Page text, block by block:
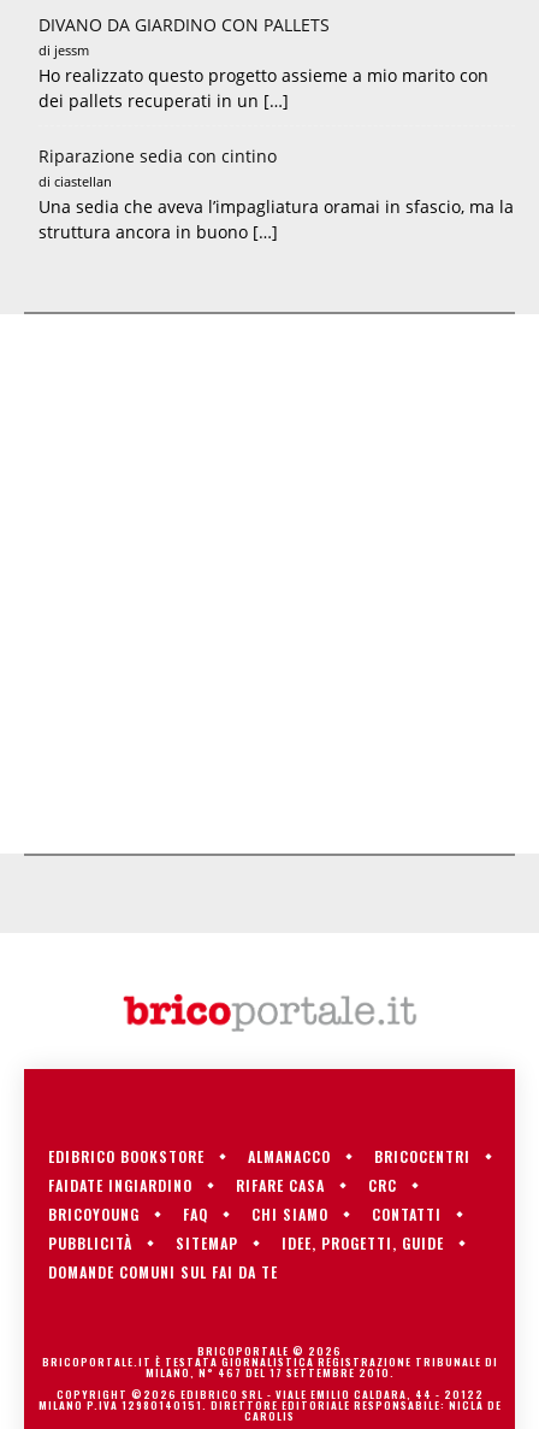
DIVANO DA GIARDINO CON PALLETS
di jessm
Ho realizzato questo progetto assieme a mio marito con
dei pallets recuperati in un […]
Riparazione sedia con cintino
di ciastellan
Una sedia che aveva l’impagliatura oramai in sfascio, ma la
struttura ancora in buono […]
EDIBRICO BOOKSTORE ALMANACCO
BRICOCENTRI
FAIDATE INGIARDINO
RIFARE CASA
CRC
BRICOYOUNG
FAQ CHI SIAMO
CONTATTI
PUBBLICITÀ
SITEMAP
IDEE, PROGETTI, GUIDE
DOMANDE COMUNI SUL FAI DA TE
BRICOPORTALE © 2026
BRICOPORTALE.IT È TESTATA GIORNALISTICA REGISTRAZIONE TRIBUNALE DI
MILANO, N° 467 DEL 17 SETTEMBRE 2010.
COPYRIGHT ©2026 EDIBRICO SRL - VIALE EMILIO CALDARA, 44 - 20122
MILANO P.IVA 12980140151. DIRETTORE EDITORIALE RESPONSABILE: NICLA DE
CAROLIS